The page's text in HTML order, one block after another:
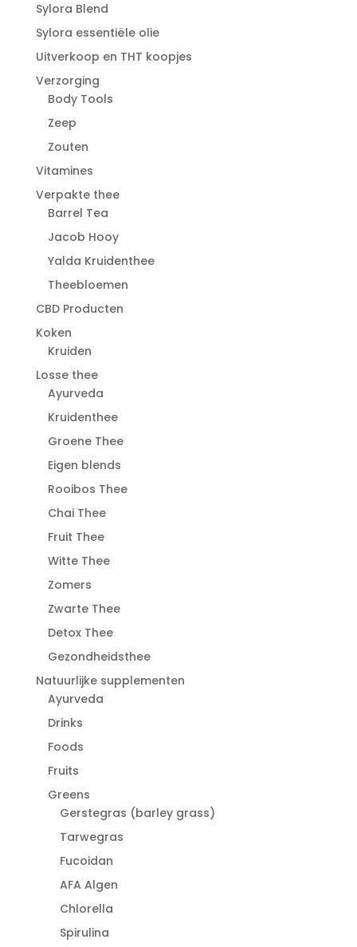
Sylora Blend
Sylora essentiële olie
Uitverkoop en THT koopjes
Verzorging
Body Tools
Zeep
Zouten
Vitamines
Verpakte thee
Barrel Tea
Jacob Hooy
Yalda Kruidenthee
Theebloemen
CBD Producten
Koken
Kruiden
Losse thee
Ayurveda
Kruidenthee
Groene Thee
Eigen blends
Rooibos Thee
Chai Thee
Fruit Thee
Witte Thee
Zomers
Zwarte Thee
Detox Thee
Gezondheidsthee
Natuurlijke supplementen
Ayurveda
Drinks
Foods
Fruits
Greens
Gerstegras (barley grass)
Tarwegras
Fucoidan
AFA Algen
Chlorella
Spirulina